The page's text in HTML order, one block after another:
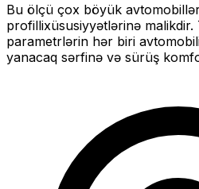
Bu ölçü çox böyük
profillixüsusiyyətlərinə
parametrlərin hər biri
yanacaq sərfinə və sürüş